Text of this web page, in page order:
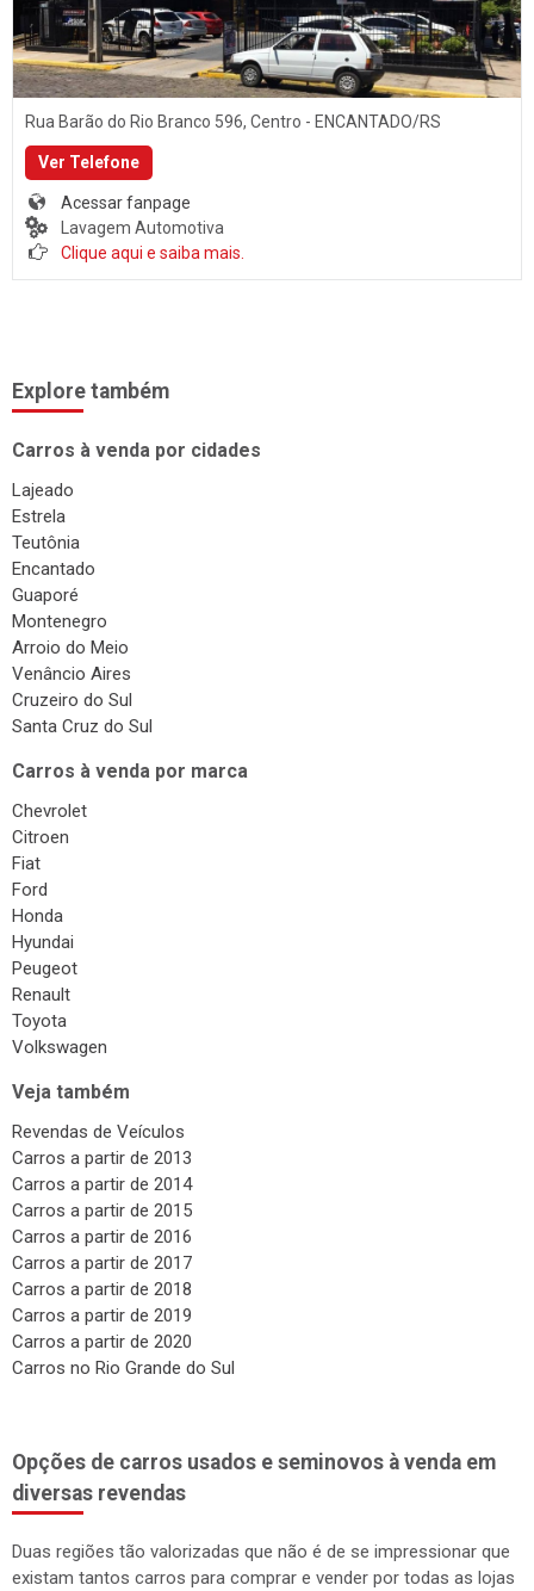
Rua Barão do Rio Branco 596, Centro - ENCANTADO/RS
Ver Telefone
Acessar fanpage
Lavagem Automotiva
Clique aqui e saiba mais.
Explore também
Carros à venda por cidades
Lajeado
Estrela
Teutônia
Encantado
Guaporé
Montenegro
Arroio do Meio
Venâncio Aires
Cruzeiro do Sul
Santa Cruz do Sul
Carros à venda por marca
Chevrolet
Citroen
Fiat
Ford
Honda
Hyundai
Peugeot
Renault
Toyota
Volkswagen
Veja também
Revendas de Veículos
Carros a partir de 2013
Carros a partir de 2014
Carros a partir de 2015
Carros a partir de 2016
Carros a partir de 2017
Carros a partir de 2018
Carros a partir de 2019
Carros a partir de 2020
Carros no Rio Grande do Sul
Opções de carros usados e seminovos à venda em
diversas revendas
Duas regiões tão valorizadas que não é de se impressionar que
existam tantos carros para comprar e vender por todas as lojas